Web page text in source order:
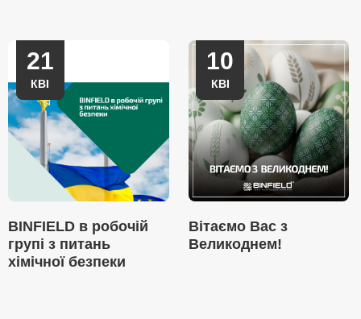
21
КВІ
BINFIELD в робочій
групі з питань
хімічної безпеки
10
КВІ
Вітаємо Вас з
Великоднем!